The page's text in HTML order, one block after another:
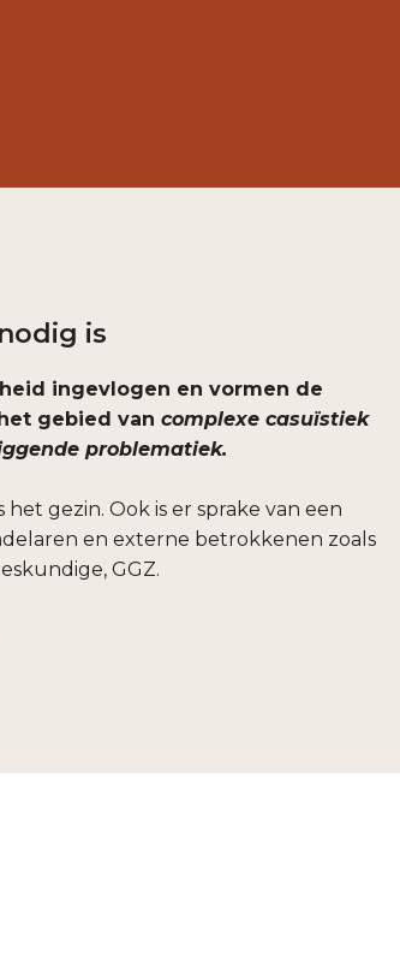
is
ingevlogen en vormen de
gebied van complexe casuïstiek
problematiek.
gezin. Ook is er sprake van een
en externe betrokkenen zoals
GGZ.